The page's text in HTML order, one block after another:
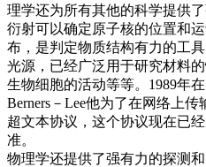
理学还为所有其他的科学提供
衍射可以确定原子核的位置和
布，是判定物质结构有力的工
光源，已经广泛用于研究材料
生物细胞的活动等等。1989年
Berners－Lee他为了在网络上
超文本协议，这个协议现在已
准。
物理学还提供了强有力的探测